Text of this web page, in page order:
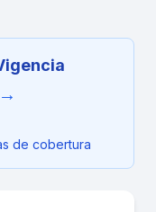
→
de cobertura